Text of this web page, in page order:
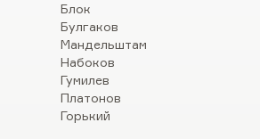
Блок
Булгаков
Мандельштам
Набоков
Гумилев
Платонов
Горький